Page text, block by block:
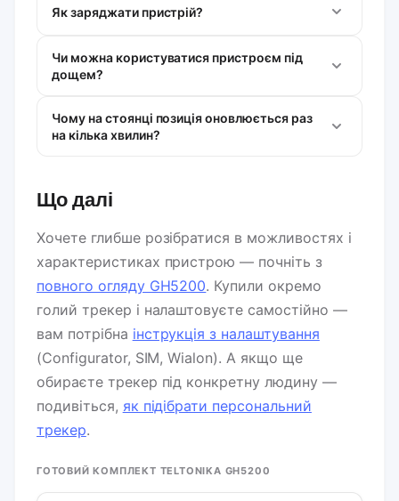
Як заряджати пристрій?
Чи можна користуватися пристроєм під
дощем?
Чому на стоянці позиція оновлюється раз
на кілька хвилин?
Що далі
Хочете глибше розібратися в можливостях і
характеристиках пристрою — почніть з
повного огляду GH5200. Купили окремо
голий трекер і налаштовуєте самостійно —
вам потрібна інструкція з налаштування
(Configurator, SIM, Wialon). А якщо ще
обираєте трекер під конкретну людину —
подивіться, як підібрати персональний
трекер.
ГОТОВИЙ КОМПЛЕКТ TELTONIKA GH5200